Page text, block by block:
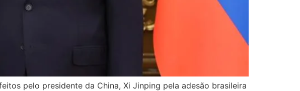
pelo presidente da China, Xi Jinping pela adesão brasileira